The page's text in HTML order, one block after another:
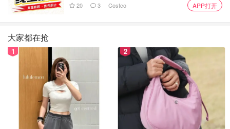
飞机信息。
20 3 Costco APP打开
大家都在抢
1 2